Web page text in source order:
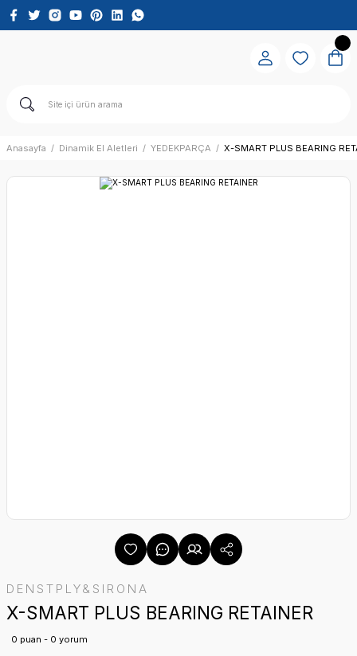
Anasayfa Dinamik El Aletleri YEDEKPARÇA X-SMART PLUS BEARING
DENSTPLY&SIRONA
X-SMART PLUS BEARING RETAINER
0 puan - 0 yorum